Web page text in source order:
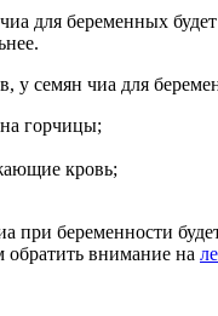
для беременных
у семян чиа для
горчицы;
кровь;
беременности
внимание на